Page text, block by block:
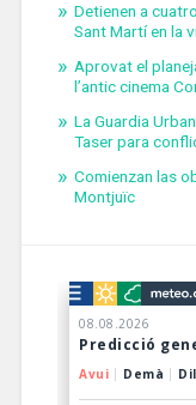
Detienen a
Sant Martí en la
Aprovat el
l’antic cinema
La Guardia
Taser para
Comienzan las
Montjuïc